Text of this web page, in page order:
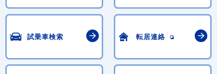
試乗車検索 転居連絡